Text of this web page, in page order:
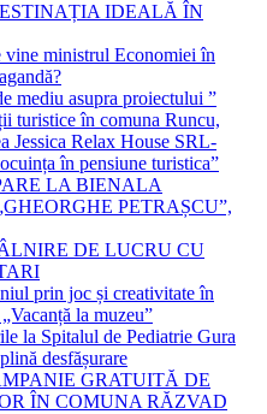
IDEALĂ ÎN
ministrul Economiei în
mediu asupra proiectului ”
turistice în comuna Runcu,
Jessica Relax House SRL-
în pensiune turistica”
LA BIENALA
PETRAȘCU”,
DE LUCRU CU
prin joc și creativitate în
la muzeu”
la Spitalul de Pediatrie Gura
desfășurare
GRATUITĂ DE
ÎN COMUNA RĂZVAD